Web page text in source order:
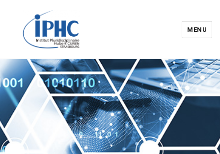
Institut pluridisciplinaire Hubert
Curien – IPHC
MENU